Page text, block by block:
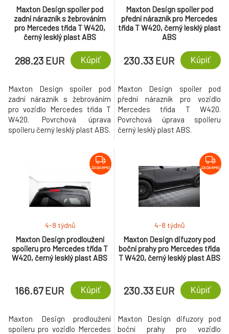
Maxton Design spoiler pod
zadní nárazník s žebrováním
pro Mercedes třída T W420,
černý lesklý plast ABS
288.23 EUR Kúpiť
Maxton Design spoiler pod
zadní nárazník s žebrováním
pro vozidlo Mercedes třída T
W420. Povrchová úprava
spoileru černý lesklý plast ABS.
Maxton Design spoiler pod
přední nárazník pro Mercedes
třída T W420, černý lesklý plast
ABS
230.33 EUR Kúpiť
Maxton Design spoiler pod
přední nárazník pro vozidlo
Mercedes třída T W420.
Povrchová úprava spoileru
černý lesklý plast ABS.
ZADARMO
Maxton Design prodloužení
spoileru pro Mercedes třída T
W420, černý lesklý plast ABS
4-8 týdnů
166.67 EUR Kúpiť
Maxton Design prodloužení
spoileru pro vozidlo Mercedes
ZADARMO
Maxton Design difuzory pod
boční prahy pro Mercedes třída
T W420, černý lesklý plast ABS
4-8 týdnů
230.33 EUR Kúpiť
Maxton Design difuzory pod
boční prahy pro vozidlo